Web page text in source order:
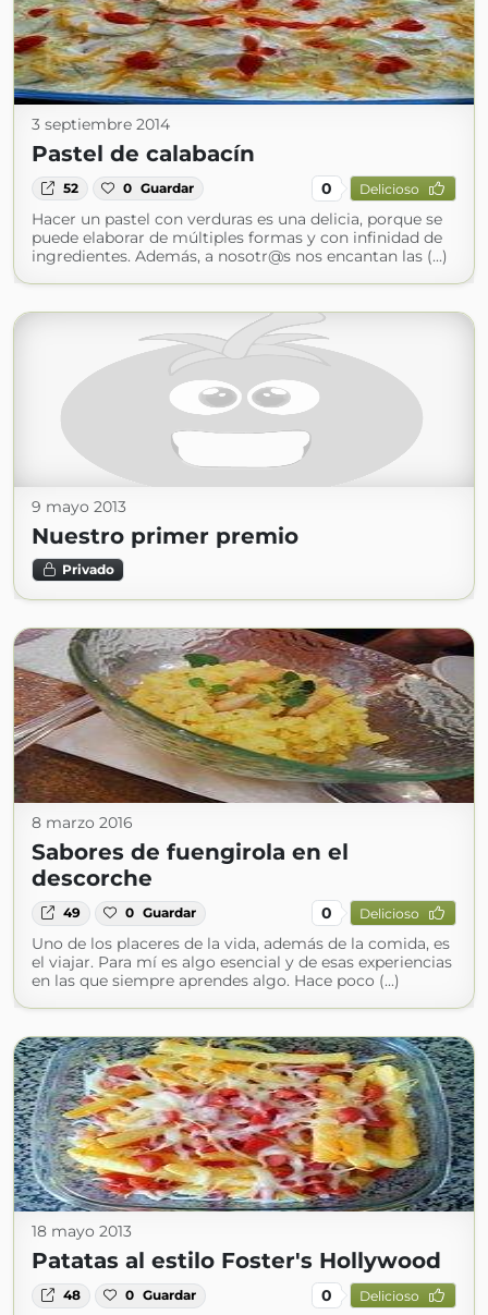
3 septiembre 2014
Pastel de calabacín
52 0 Guardar 0 Delicioso
Hacer un pastel con verduras es una delicia, porque se
puede elaborar de múltiples formas y con infinidad de
ingredientes. Además, a nosotr@s nos encantan las (...)
9 mayo 2013
Nuestro primer premio
Privado
8 marzo 2016
Sabores de fuengirola en el
descorche
49 0 Guardar 0 Delicioso
Uno de los placeres de la vida, además de la comida, es
el viajar. Para mí es algo esencial y de esas experiencias
en las que siempre aprendes algo. Hace poco (...)
18 mayo 2013
Patatas al estilo Foster's Hollywood
48 0 Guardar 0 Delicioso